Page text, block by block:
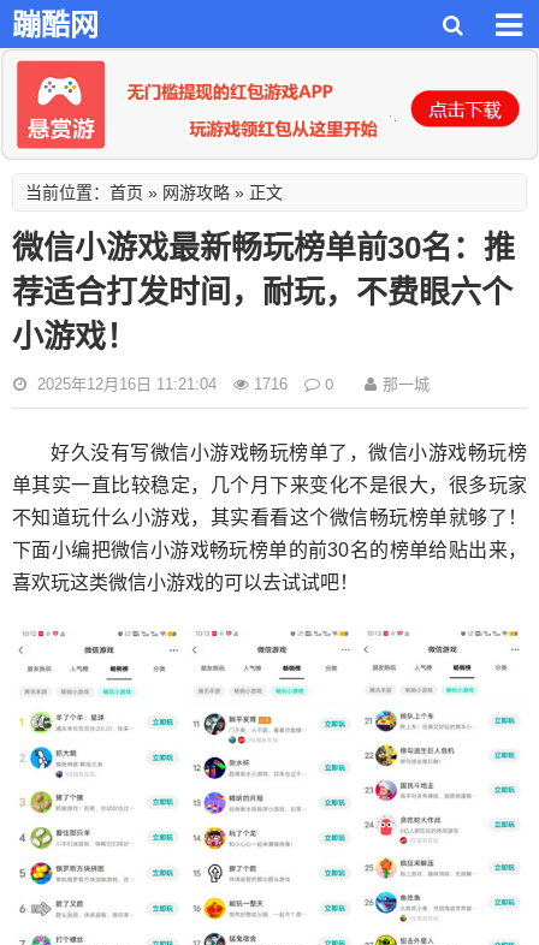
蹦酷网
当前位置： 首页 » 网游攻略 » 正文
微信小游戏最新畅玩榜单前30名：推
荐适合打发时间，耐玩，不费眼六个
小游戏！
2025年12月16日 11:21:04 1716 0 那一城
好久没有写微信小游戏畅玩榜单了，微信小游戏畅玩榜
单其实一直比较稳定，几个月下来变化不是很大，很多玩家
不知道玩什么小游戏，其实看看这个微信畅玩榜单就够了！
下面小编把微信小游戏畅玩榜单的前30名的榜单给贴出来，
喜欢玩这类微信小游戏的可以去试试吧！